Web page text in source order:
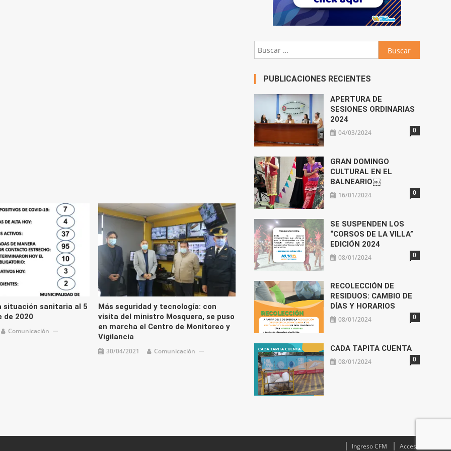
situación sanitaria al 5
de 2020
Comunicación
Más seguridad y tecnología: con
visita del ministro Mosquera, se puso
en marcha el Centro de Monitoreo y
Vigilancia
30/04/2021 Comunicación
Buscar:
PUBLICACIONES RECIENTES
APERTURA DE
SESIONES ORDINARIAS
2024
04/03/2024 0
GRAN DOMINGO
CULTURAL EN EL
BALNEARIO￼
16/01/2024 0
SE SUSPENDEN LOS
“CORSOS DE LA VILLA”
EDICIÓN 2024
08/01/2024 0
RECOLECCIÓN DE
RESIDUOS: CAMBIO DE
DÍAS Y HORARIOS
08/01/2024 0
CADA TAPITA CUENTA
08/01/2024 0
Ingreso CFM Acceso